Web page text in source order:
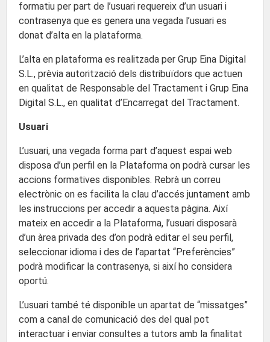
formatiu per part de l’usuari requereix d’un usuari i
contrasenya que es genera una vegada l’usuari es
donat d’alta en la plataforma.
L’alta en plataforma es realitzada per Grup Eina Digital
S.L., prèvia autorització dels distribuïdors que actuen
en qualitat de Responsable del Tractament i Grup Eina
Digital S.L., en qualitat d’Encarregat del Tractament.
Usuari
L’usuari, una vegada forma part d’aquest espai web
disposa d’un perfil en la Plataforma on podrà cursar les
accions formatives disponibles. Rebrà un correu
electrònic on es facilita la clau d’accés juntament amb
les instruccions per accedir a aquesta pàgina. Així
mateix en accedir a la Plataforma, l’usuari disposarà
d’un àrea privada des d’on podrà editar el seu perfil,
seleccionar idioma i des de l’apartat “Preferències”
podrà modificar la contrasenya, si així ho considera
oportú.
L’usuari també té disponible un apartat de “missatges”
com a canal de comunicació des del qual pot
interactuar i enviar consultes a tutors amb la finalitat